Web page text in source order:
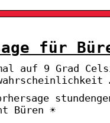
für
auf 9 Grad
Büren ☀